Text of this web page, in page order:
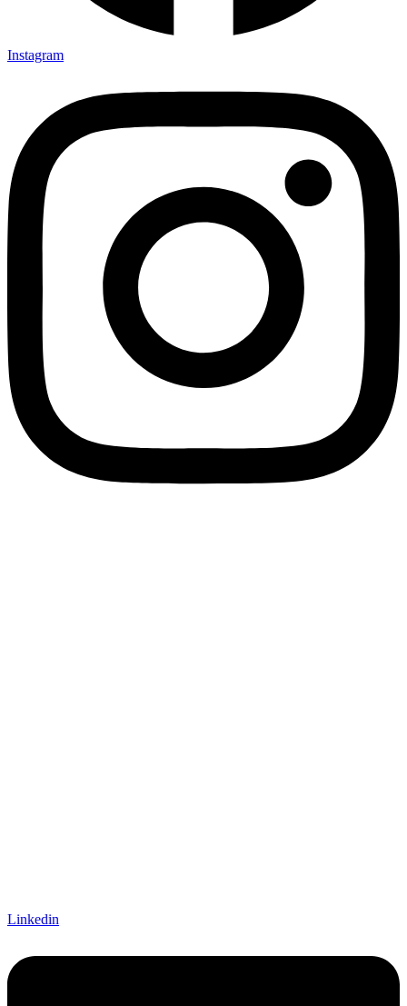
Instagram
Linkedin